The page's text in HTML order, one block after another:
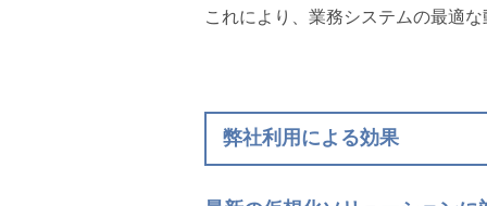
これにより、業務システムの最適
弊社利用による効果